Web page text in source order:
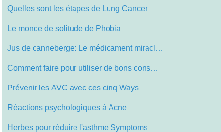
Quelles sont les étapes de Lung Cancer
Le monde de solitude de Phobia
Jus de canneberge: Le médicament miracl…
Comment faire pour utiliser de bons cons…
Prévenir les AVC avec ces cinq Ways
Réactions psychologiques à Acne
Herbes pour réduire l'asthme Symptoms